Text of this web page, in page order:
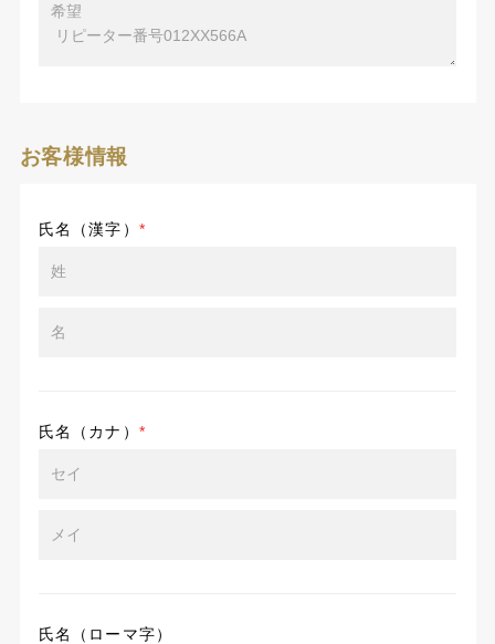
お客様情報
氏名（漢字） *
氏名（カナ） *
氏名（ローマ字）